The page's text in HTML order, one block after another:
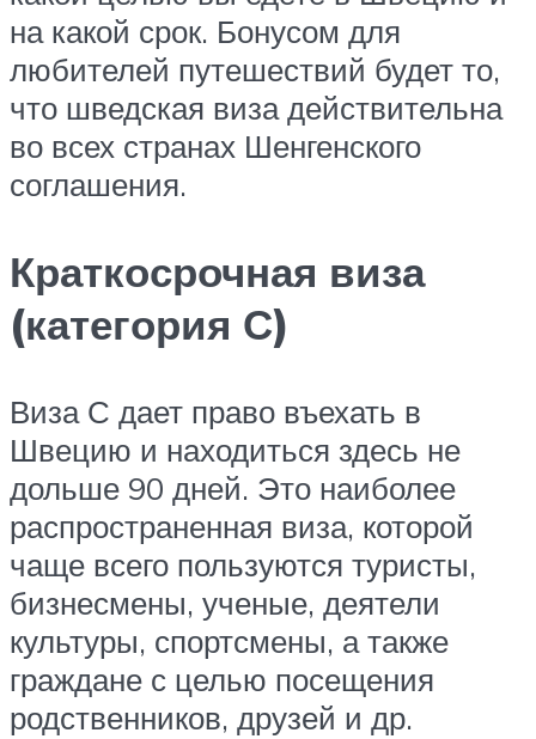
на какой срок. Бонусом для
любителей путешествий будет то,
что шведская виза действительна
во всех странах Шенгенского
соглашения.
Краткосрочная виза
(категория С)
Виза С дает право въехать в
Швецию и находиться здесь не
дольше 90 дней. Это наиболее
распространенная виза, которой
чаще всего пользуются туристы,
бизнесмены, ученые, деятели
культуры, спортсмены, а также
граждане с целью посещения
родственников, друзей и др.